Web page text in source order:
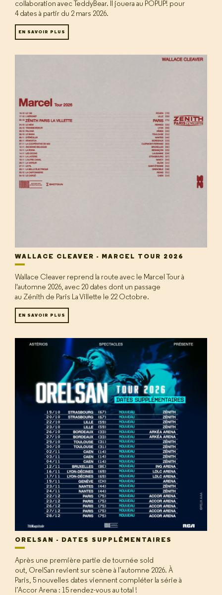
collaboration avec TeddyBear. Il jouera au POPUP! pour
4 dates à partir du 2 mars 2026.
EN SAVOIR PLUS
WALLACE CLEAVER - MARCEL TOUR 2026
Wallace Cleaver reprend la route avec le Marcel Tour à
l'automne 2026, avec 20 dates dont un passage
au Zénith de Paris La Villette le 22 Octobre.
EN SAVOIR PLUS
ORELSAN - DATES SUPPLÉMENTAIRES
Après une première partie de tournée sold
out, OrelSan revient sur scène à l’automne 2026. À
Paris, 5 nouvelles dates viennent compléter la série à
l’Accor Arena : 15 rendez-vous au total !